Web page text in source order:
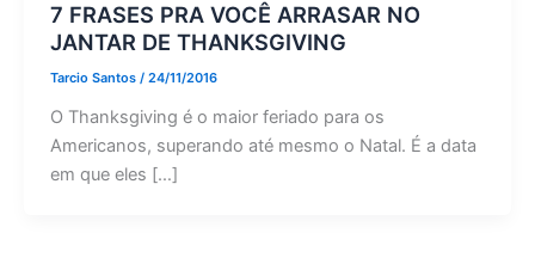
7 FRASES PRA VOCÊ ARRASAR NO
JANTAR DE THANKSGIVING
Tarcio Santos / 24/11/2016
O Thanksgiving é o maior feriado para os
Americanos, superando até mesmo o Natal. É a data
em que eles […]